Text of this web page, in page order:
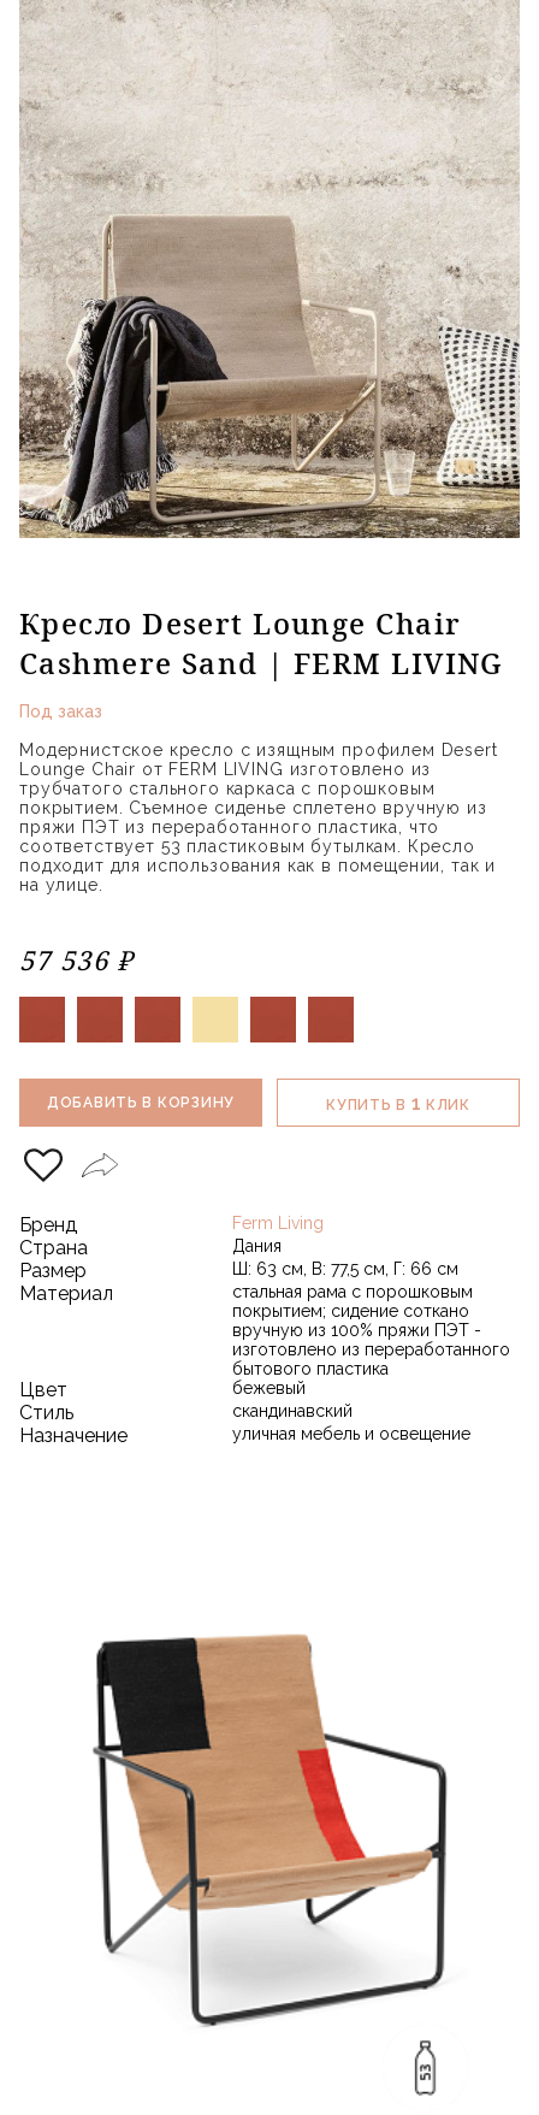
Кресло Desert Lounge Chair
Cashmere Sand | FERM LIVING
Под заказ
Модернистское кресло с изящным профилем Desert
Lounge Chair от FERM LIVING изготовлено из
трубчатого стального каркаса с порошковым
покрытием. Съемное сиденье сплетено вручную из
пряжи ПЭТ из переработанного пластика, что
соответствует 53 пластиковым бутылкам. Кресло
подходит для использования как в помещении, так и
на улице.
57 536 ₽
ДОБАВИТЬ В КОРЗИНУ КУПИТЬ В 1 КЛИК
Бренд Ferm Living
Страна Дания
Размер Ш: 63 см, В: 77,5 см, Г: 66 см
Материал
стальная рама с порошковым
покрытием; сидение соткано
вручную из 100% пряжи ПЭТ -
изготовлено из переработанного
бытового пластика
Цвет бежевый
Стиль скандинавский
Назначение уличная мебель и освещение